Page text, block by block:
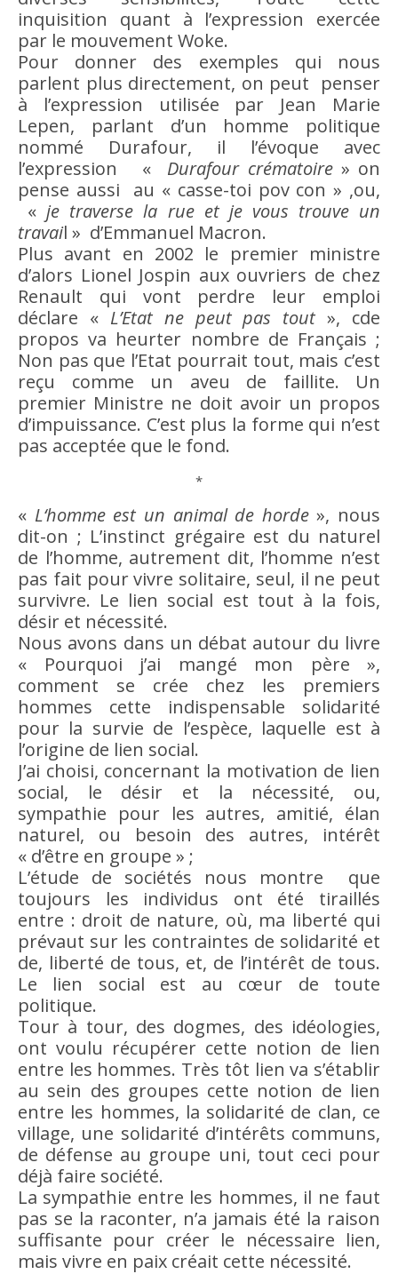
inquisition quant à l’expression exercée
par le mouvement Woke.
Pour donner des exemples qui nous
parlent plus directement, on peut penser
à l’expression utilisée par Jean Marie
Lepen, parlant d’un homme politique
nommé Durafour, il l’évoque avec
l’expression « Durafour crématoire» on
pense aussi au « casse-toi pov con » ,ou,
«je traverse la rue et je vous trouve un
travail » d’Emmanuel Macron.
Plus avant en 2002 le premier ministre
d’alors Lionel Jospin aux ouvriers de chez
Renault qui vont perdre leur emploi
déclare « L’Etat ne peut pas tout », cde
propos va heurter nombre de Français ;
Non pas que l’Etat pourrait tout, mais c’est
reçu comme un aveu de faillite. Un
premier Ministre ne doit avoirun propos
d’impuissance. C’est plus la forme qui n’est
pas acceptée que le fond.
*
« L‘homme est un animal de horde», nous
dit-on ; L’instinct grégaire est du naturel
de l’homme, autrement dit, l’homme n’est
pas fait pour vivre solitaire, seul, il ne peut
survivre. Le lien social est tout à la fois,
désir et nécessité.
Nous avons dans un débat autour du livre
« Pourquoi j’ai mangé mon père »,
comment se crée chez les premiers
hommes cette indispensable solidarité
pour la survie de l’espèce, laquelle est à
l’origine de lien social.
J’ai choisi, concernant la motivation de lien
social, le désir et la nécessité, ou,
sympathie pour les autres, amitié, élan
naturel, ou besoin des autres, intérêt
« d’être en groupe » ;
L’étude de sociétés nous montre que
toujours les individus ont été tiraillés
entre : droit de nature, où, ma liberté qui
prévaut sur les contraintes de solidarité et
de, liberté de tous, et, de l’intérêt de tous.
Le lien social est au cœur de toute
politique.
Tour à tour, des dogmes, des idéologies,
ont voulu récupérer cette notion de lien
entre les hommes. Très tôt lien va s’établir
au sein des groupes cette notion de lien
entre les hommes, la solidarité de clan, ce
village, une solidarité d’intérêts communs,
de défense au groupe uni, tout ceci pour
déjà faire société.
La sympathie entre les hommes, il ne faut
pas se la raconter, n’a jamais été la raison
suffisante pour créer le nécessaire lien,
mais vivre en paix créait cette nécessité.